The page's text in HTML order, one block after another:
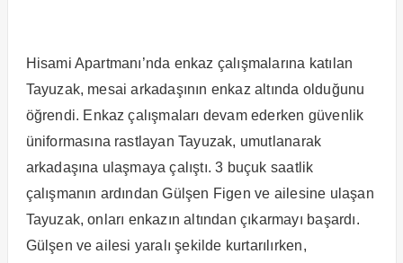
Hisami Apartmanı’nda enkaz çalışmalarına katılan
Tayuzak, mesai arkadaşının enkaz altında olduğunu
öğrendi. Enkaz çalışmaları devam ederken güvenlik
üniformasına rastlayan Tayuzak, umutlanarak
arkadaşına ulaşmaya çalıştı. 3 buçuk saatlik
çalışmanın ardından Gülşen Figen ve ailesine ulaşan
Tayuzak, onları enkazın altından çıkarmayı başardı.
Gülşen ve ailesi yaralı şekilde kurtarılırken,